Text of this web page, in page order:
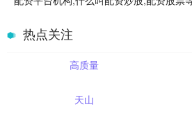
热点关注
高质量
天山